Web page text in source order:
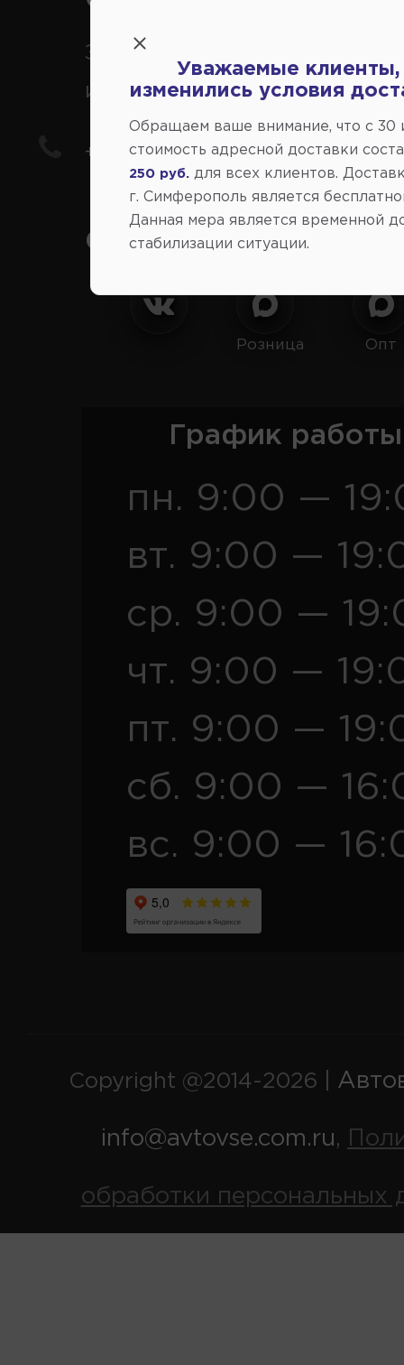
Заказ шин, дисков,
иномарки
+7(978) 206-206-8
Социальные сети:
Розница Опт
График
пн. 9:00 —
вт. 9:00 —
ср. 9:00 —
чт. 9:00 —
пт. 9:00 —
сб. 9:00 —
вс. 9:00 —
Copyright @2014-2026 |
info@avtovse.com.ru,
обработки персональных
Уважаемые клиенты,
изменились условия
Обращаем ваше внимание, что c 30
стоимость адресной доставки
250 руб. для всех клиентов.
г. Симферополь является
Данная мера является временной
стабилизации ситуации.